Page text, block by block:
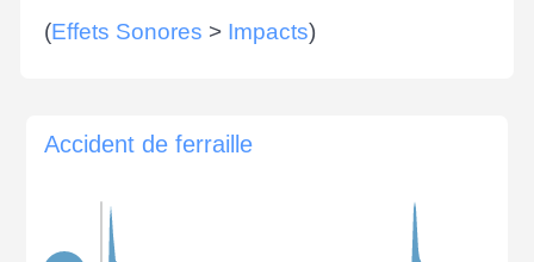
(Effets Sonores > Impacts)
Accident de ferraille